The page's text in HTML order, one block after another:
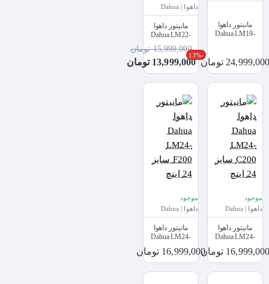
مانیتور داهوا
Dahua LM19-
تومان
داهوا | Dahua
مانیتور داهوا
Dahua LM22-
اینچ
-13%
13,999,000 تومان
15,999,000 تومان
موجود
داهوا | Dahua
مانیتور داهوا
Dahua LM24-
تومان
موجود
داهوا | Dahua
مانیتور داهوا
Dahua LM24-
16,999,000 تومان